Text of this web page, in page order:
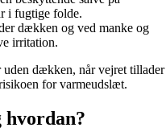
i fugtige folde.
dækken og ved manke og
irritation.
uden dækken, når vejret tillader
for varmeudslæt.